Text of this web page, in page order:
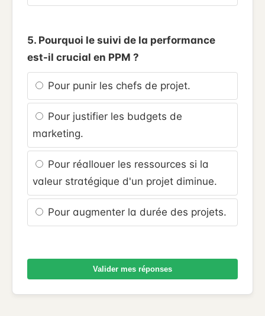
5. Pourquoi le suivi de la performance
est-il crucial en PPM ?
Pour punir les chefs de projet.
Pour justifier les budgets de
marketing.
Pour réallouer les ressources si la
valeur stratégique d'un projet diminue.
Pour augmenter la durée des projets.
Valider mes réponses